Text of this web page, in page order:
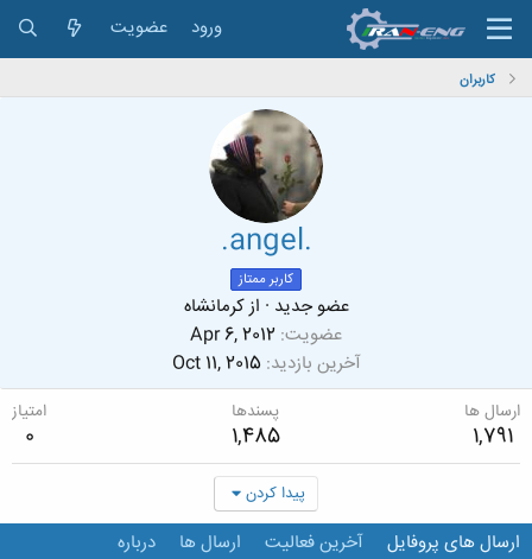
ورود عضویت
کاربران
.angel.
کاربر ممتاز
عضو جدید · ازکرمانشاه
عضویت Apr 6, 2012
آخرین بازدید Oct 11, 2015
ارسال ها
1,791
پسندها
1,485
امتیاز
0
پیدا کردن
ارسال های پروفایل آخرین فعالیت ارسال ها درباره